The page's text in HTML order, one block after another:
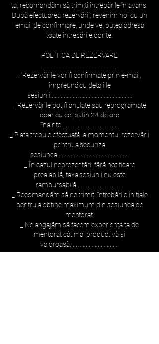
ta, recomandăm să trimiți întrebările în avans.
După efectuarea rezervării, revenim noi cu un
email de confirmare, unde vei putea adresa
toate întrebările dorite.
POLITICA DE REZERVARE
_ Rezervările vor fi confirmate prin e-mail,
împreună cu detaliile
sesiunii.......................................................
_ Rezervările pot fi anulate sau reprogramate
doar cu cel puțin 24 de ore
înainte......................................
_ Plata trebuie efectuată la momentul rezervării
pentru a securiza
sesiunea................................................
_ În cazul neprezentării fără notificare
prealabilă, taxa sesiunii nu este
rambursabilă................................
_ Recomandăm să ne trimiți întrebările inițiale
pentru a obține maximum din sesiunea de
mentorat.
_ Ne angajăm să facem experiența ta de
mentorat cât mai productivă și
valoroasă.................................